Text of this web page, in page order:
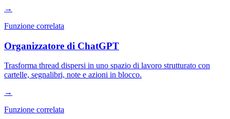
→
Funzione correlata
Organizzatore di ChatGPT
Trasforma thread dispersi in uno spazio di lavoro strutturato con
cartelle, segnalibri, note e azioni in blocco.
→
Funzione correlata